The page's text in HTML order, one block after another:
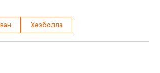
Хезболла